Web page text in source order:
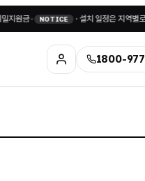
• NOTICE ·설치 일정은 지역별로 상이할
1800-